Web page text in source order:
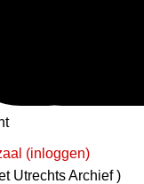
(inloggen)
Utrechts Archief )